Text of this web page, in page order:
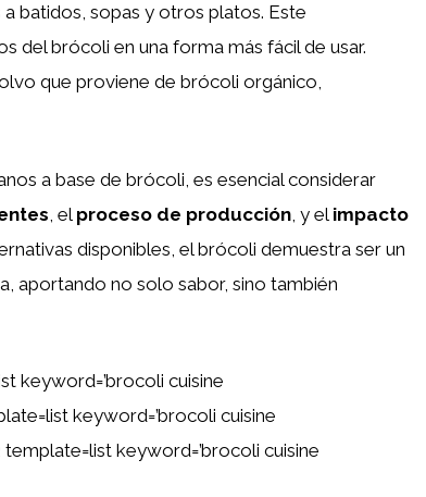
batidos, sopas y otros platos. Este
del brócoli en una forma más fácil de usar.
que proviene de brócoli orgánico,
a base de brócoli, es esencial considerar
, el proceso de producción , y el impacto
disponibles, el brócoli demuestra ser un
aportando no solo sabor, sino también
keyword=’brocoli cuisine
keyword=’brocoli cuisine
keyword=’brocoli cuisine